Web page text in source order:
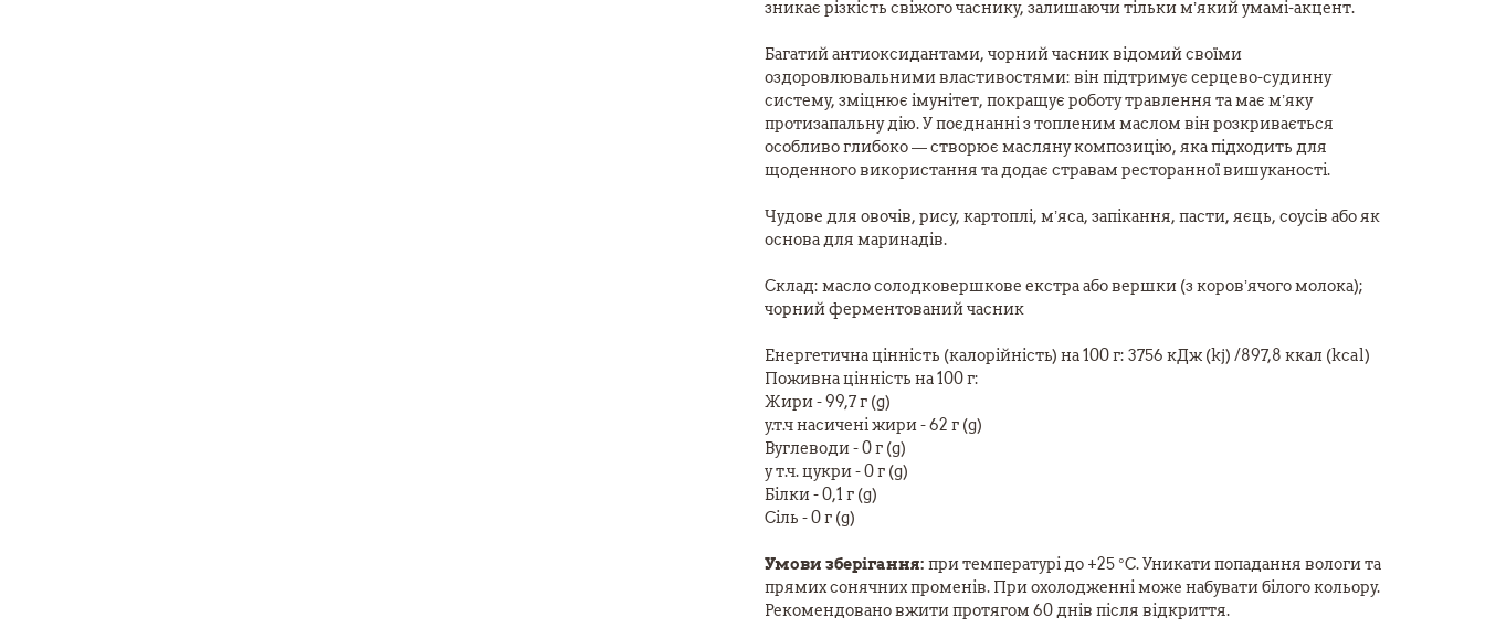
зникає різкість свіжого часнику, залишаючи тільки м’який умамі-акцент.
Багатий антиоксидантами, чорний часник відомий своїми
оздоровлювальними властивостями: він підтримує серцево-судинну
систему, зміцнює імунітет, покращує роботу травлення та має м’яку
протизапальну дію. У поєднанні з топленим маслом він розкривається
особливо глибоко — створює масляну композицію, яка підходить для
щоденного використання та додає стравам ресторанної вишуканості.
Чудове для овочів, рису, картоплі, м’яса, запікання, пасти, яєць, соусів або як
основа для маринадів.
Склад: масло солодковершкове екстра або вершки (з коровʼячого молока);
чорний ферментований часник
Енергетична цінність (калорійність) на 100 г: 3756 кДж (kj) /897,8 ккал (kcal)
Поживна цінність на 100 г:
Жири - 99,7 г (g)
у.т.ч насичені жири - 62 г (g)
Вуглеводи - 0 г (g)
у т.ч. цукри - 0 г (g)
Білки - 0,1 г (g)
Сіль - 0 г (g)
Умови зберігання: при температурі до +25 °C. Уникати попадання вологи та
прямих сонячних променів. При охолодженні може набувати білого кольору.
Рекомендовано вжити протягом 60 днів після відкриття.